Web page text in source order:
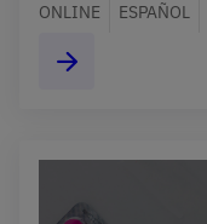
ONLINE ESPAÑOL